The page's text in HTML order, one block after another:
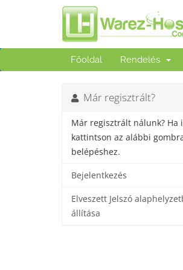
Főoldal Rendelés
Már regisztrált?
Már regisztrált nálunk? Ha
kattintson az alábbi
belépéshez.
Bejelentkezés
Elveszett Jelszó
állítása